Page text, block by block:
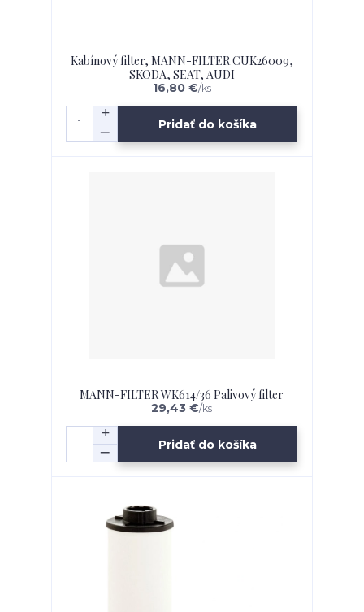
Kabínový filter, MANN-FILTER CUK26009,
SKODA, SEAT, AUDI
16,80 €/ks
Pridať do košíka
MANN-FILTER WK614/36 Palivový filter
29,43 €/ks
Pridať do košíka